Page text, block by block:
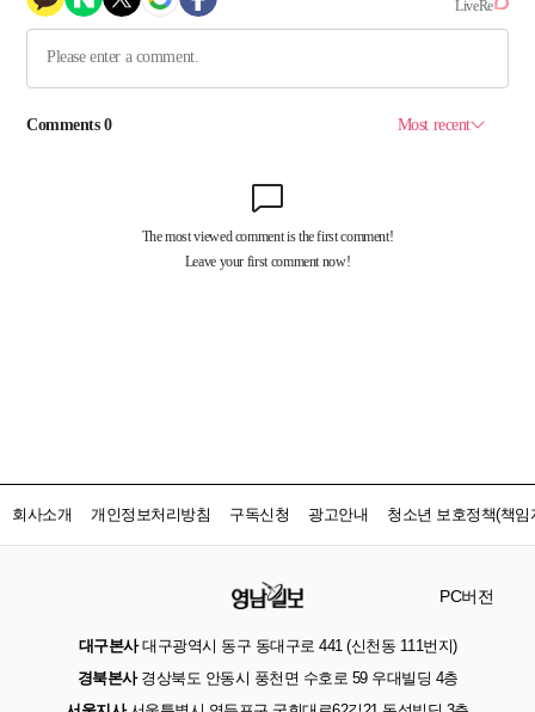
회사소개 개인정보처리방침 구독신청 광고안내 청소년 보호정책(책임
PC버전
대구본사대구광역시 동구 동대구로 441 (신천동 111번지)
경북본사경상북도 안동시 풍천면 수호로 59 우대빌딩 4층